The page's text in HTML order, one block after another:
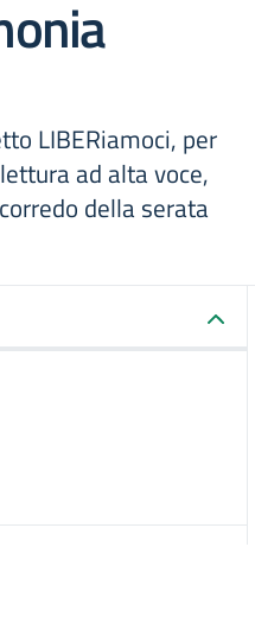
LIBERiamoci, per
ad alta voce,
della serata